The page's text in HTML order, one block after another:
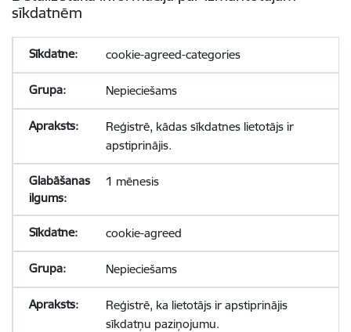
sīkdatnēm
cookie-agreed-categories
Nepieciešams
Reģistrē, kādas sīkdatnes lietotājs ir
apstiprinājis.
1 mēnesis
cookie-agreed
Nepieciešams
Reģistrē, ka lietotājs ir apstiprinājis
sīkdatņu paziņojumu.